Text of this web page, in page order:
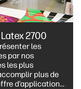
2700
les
par nos
les plus
plus de
d’applications